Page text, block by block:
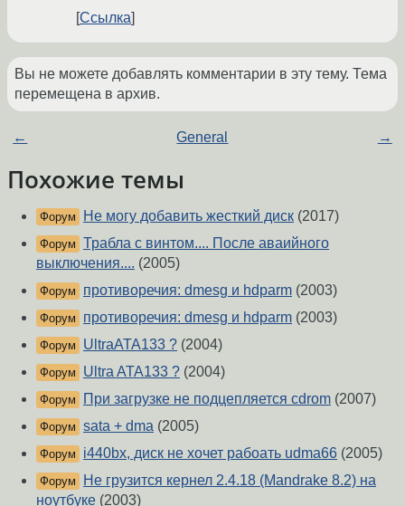
Ссылка
Вы не можете добавлять комментарии в эту тему. Тема
перемещена в архив.
← General →
Похожие темы
Форум Не могу добавить жесткий диск (2017)
Форум Трабла с винтом.... После аваийного
выключения.... (2005)
Форум противоречия: dmesg и hdparm (2003)
Форум противоречия: dmesg и hdparm (2003)
Форум UltraATA133 ? (2004)
Форум Ultra ATA133 ? (2004)
Форум При загрузке не подцепляется cdrom (2007)
Форум sata + dma (2005)
Форум i440bx, диск не хочет рабоать udma66 (2005)
Форум
Не грузится кернел 2.4.18 (Mandrake 8.2) на
ноутбуке (2003)